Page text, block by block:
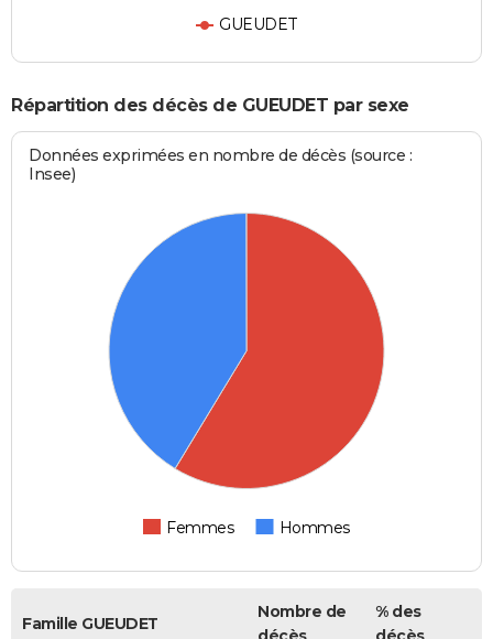
GUEUDET
Répartition des décès de GUEUDET par sexe
Données exprimées en nombre de décès (source :
Insee)
Femmes Hommes
Famille GUEUDET
Nombre de
% des